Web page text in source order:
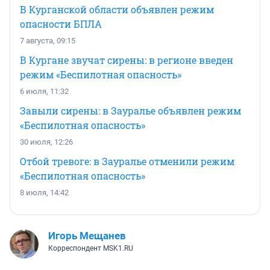
В Курганской области объявлен режим
опасности БПЛА
7 августа, 09:15
В Кургане звучат сирены: в регионе введен
режим «Беспилотная опасность»
6 июля, 11:32
Завыли сирены: в Зауралье объявлен режим
«Беспилотная опасность»
30 июля, 12:26
Отбой тревоге: в Зауралье отменили режим
«Беспилотная опасность»
8 июля, 14:42
Игорь Мещанев
Корреспондент MSK1.RU